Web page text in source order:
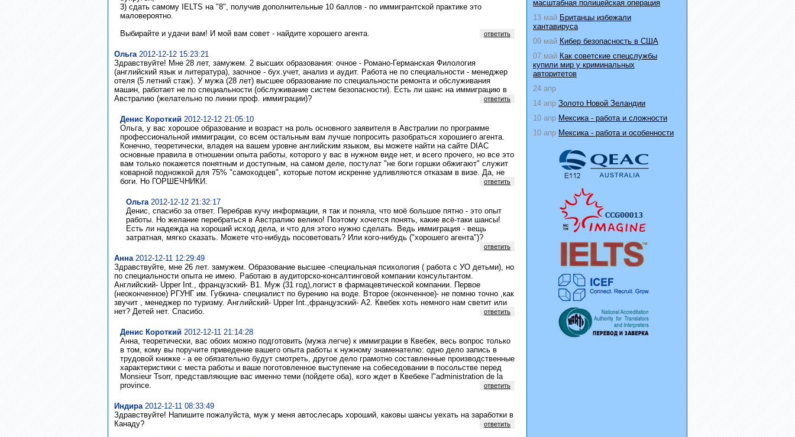
3) сдать самому IELTS на "8", получив дополнительные 10 баллов - по иммигрантской практике это
маловероятно.
Выбирайте и удачи вам! И мой вам совет - найдите хорошего агента.
ответить
Ольга2012-12-12 15:23:21
Здравствуйте! Мне 28 лет, замужем. 2 высших образования: очное - Романо-Германская Филология
(английский язык и литература), заочное - бух.учет, анализ и аудит. Работа не по специальности - менеджер
отеля (5 летний стаж). У мужа (28 лет) высшее образование по специальности ремонта и обслуживания
машин, работает не по специальности (обслуживание систем безопасности). Есть ли шанс на иммиграцию в
Австралию (желательно по линии проф. иммиграции)?
ответить
Денис Короткий 2012-12-12 21:05:10
Ольга, у вас хорошое образование и возраст на роль основного заявителя в Австралии по программе
профессиональной иммиграции, со всем остальным вам лучше попросить разобраться хорошиего агента.
Конечно, теоретически, владея на вашем уровне английским языком, вы можете найти на сайте DIAC
основные правила в отношении опыта работы, которого у вас в нужном виде нет, и всего прочего, но все это
вам только покажется понятным и доступным, на самом деле, постулат "не боги горшки обжигают" служит
коварной подножкой для 75% "самоходцев", которые потом искренне удливляются отказам в визе. Да, не
боги. Но ГОРШЕЧНИКИ.
ответить
Ольга2012-12-12 21:32:17
Денис, спасибо за ответ. Перебрав кучу информации, я так и поняла, что моё большое пятно - это опыт
работы. Но желание перебраться в Австралию велико! Поэтому хочется понять, какие всё-таки шансы!
Есть ли надежда на хороший исход дела, и что для этого нужно сделать. Ведь иммиграция - вещь
затратная, мягко сказать. Можете что-нибудь посоветовать? Или кого-нибудь ("хорошего агента")?
ответить
Анна2012-12-11 12:29:49
Здравствуйте, мне 26 лет. замужем. Образование высшее -специальная психология ( работа с УО детьми), но
по специальности опыта не имею. Работаю в аудиторско-консалтинговой компании консультантом.
Английский- Upper Int., французский- В1. Муж (31 год),логист в фармацевтической компании. Первое
(неоконченное) РГУНГ им. Губкина- специалист по бурению на воде. Второе (оконченное)- не помню точно ,как
звучит , менеджер по туризму. Английский- Upper Int.,французский- А2. Квебек хоть немного нам светит или
нет? Детей нет. Спасибо.
ответить
Денис Короткий 2012-12-11 21:14:28
Анна, теоретически, вас обоих можно подготовить (мужа легче) к иммиграции в Квебек, весь вопрос только
в том, кому вы поручите приведение вашего опыта работы к нужному знаменателю: одно дело запись в
трудовой книжке - а ее обязательно будут смотреть, другое дело грамотно составленные производственные
характеристики с места работы и ваше поготовленное выступение на собеседовании в посольстве перед
Monsieur Tsorr, представляющие вас именно теми (пойдете оба), кого ждет в Квебеке l"administration de la
province.
ответить
Индира2012-12-11 08:33:49
Здравствуйте! Напишите пожалуйста, муж у меня автослесарь хороший, каковы шансы уехать на заработки в
Канаду?
ответить
масштабная полицейская операция
13 май Британцы избежали
хантавируса
09 май Кибер безопасность в США
07 май Как советские спецслужбы
купили мир у криминальных
авторитетов
24 апр
14 апр Золото Новой Зеландии
10 апр Мексика - работа и сложности
10 апр Мексика - работа и особенности